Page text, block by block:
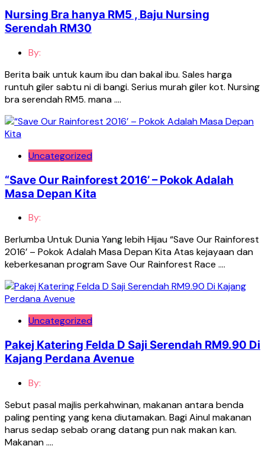
Nursing Bra hanya RM5 , Baju Nursing
Serendah RM30
By:
Berita baik untuk kaum ibu dan bakal ibu. Sales harga
runtuh giler sabtu ni di bangi. Serius murah giler kot. Nursing
bra serendah RM5. mana ….
Uncategorized
“Save Our Rainforest 2016’ – Pokok Adalah
Masa Depan Kita
By:
Berlumba Untuk Dunia Yang lebih Hijau “Save Our Rainforest
2016’ – Pokok Adalah Masa Depan Kita Atas kejayaan dan
keberkesanan program Save Our Rainforest Race ….
Uncategorized
Pakej Katering Felda D Saji Serendah RM9.90 Di
Kajang Perdana Avenue
By:
Sebut pasal majlis perkahwinan, makanan antara benda
paling penting yang kena diutamakan. Bagi Ainul makanan
harus sedap sebab orang datang pun nak makan kan.
Makanan ….